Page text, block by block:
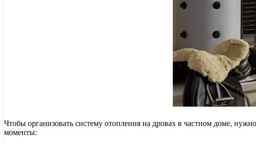
Чтобы организовать систему отопления на дровах в частном доме,
моменты: